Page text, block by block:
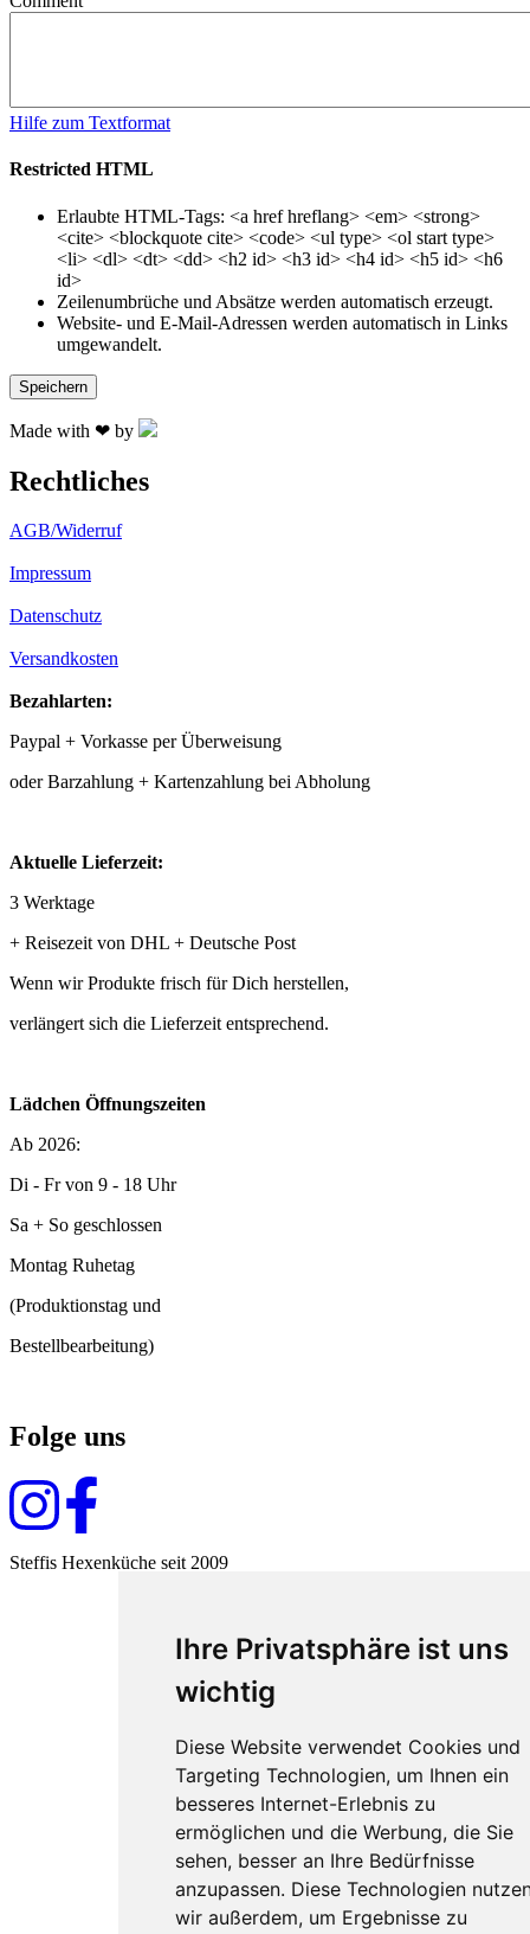
Ihre Privatsphäre ist uns
wichtig
Diese Website verwendet Cookies und
Targeting Technologien, um Ihnen ein
besseres Internet-Erlebnis zu
ermöglichen und die Werbung, die Sie
sehen, besser an Ihre Bedürfnisse
anzupassen. Diese Technologien
wir außerdem, um Ergebnisse zu
Hilfe zum Textformat
Restricted HTML
Erlaubte HTML-Tags: <a href hreflang> <em> <strong>
<cite> <blockquote cite> <code> <ul type> <ol start type>
<li> <dl> <dt> <dd> <h2 id> <h3 id> <h4 id> <h5 id> <h6
id>
Zeilenumbrüche und Absätze werden automatisch erzeugt.
Website- und E-Mail-Adressen werden automatisch in Links
umgewandelt.
Made with ❤ by
Rechtliches
AGB/Widerruf
Impressum
Datenschutz
Versandkosten
Bezahlarten:
Paypal + Vorkasse per Überweisung
oder Barzahlung + Kartenzahlung bei Abholung
Aktuelle Lieferzeit:
3 Werktage
+ Reisezeit von DHL + Deutsche Post
Wenn wir Produkte frisch für Dich herstellen,
verlängert sich die Lieferzeit entsprechend.
Lädchen Öffnungszeiten
Ab 2026:
Di - Fr von 9 - 18 Uhr
Sa + So geschlossen
Montag Ruhetag
(Produktionstag und
Bestellbearbeitung)
Folge uns
Steffis Hexenküche seit 2009